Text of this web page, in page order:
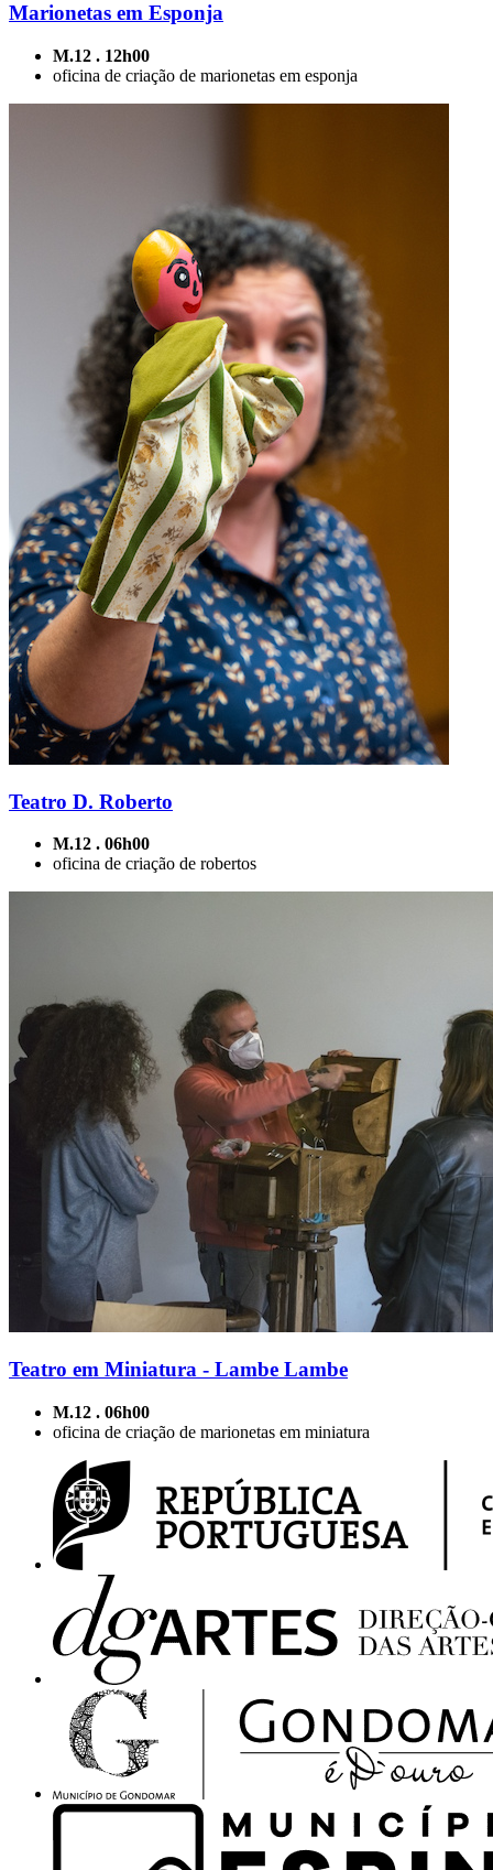
Marionetas em Esponja
M.12 . 12h00
oficina de criação de marionetas em esponja
Teatro D. Roberto
M.12 . 06h00
oficina de criação de robertos
Teatro em Miniatura - Lambe Lambe
M.12 . 06h00
oficina de criação de marionetas em miniatura